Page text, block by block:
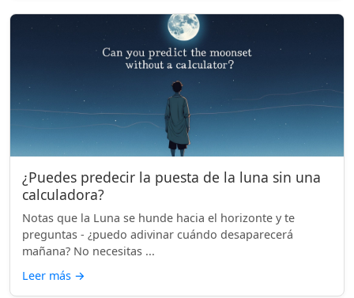
¿Puedes predecir la puesta de la luna sin una
calculadora?
Notas que la Luna se hunde hacia el horizonte y te
preguntas - ¿puedo adivinar cuándo desaparecerá
mañana? No necesitas ...
Leer más →